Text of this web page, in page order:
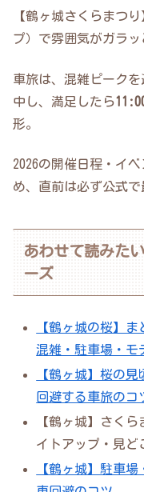
【鶴ヶ城さくらまつ
プ）で雰囲気がガラッ
車旅は、混雑ピークを
中し、満足したら
形。
2026の開催日程・イ
め、直前は必ず公式で
あわせて読みた
ーズ
【鶴ヶ城の桜】
混雑・駐車場・モ
【鶴ヶ城】桜の
回避する車旅のコ
【鶴ヶ城】さく
イトアップ・見
【鶴ヶ城】駐車